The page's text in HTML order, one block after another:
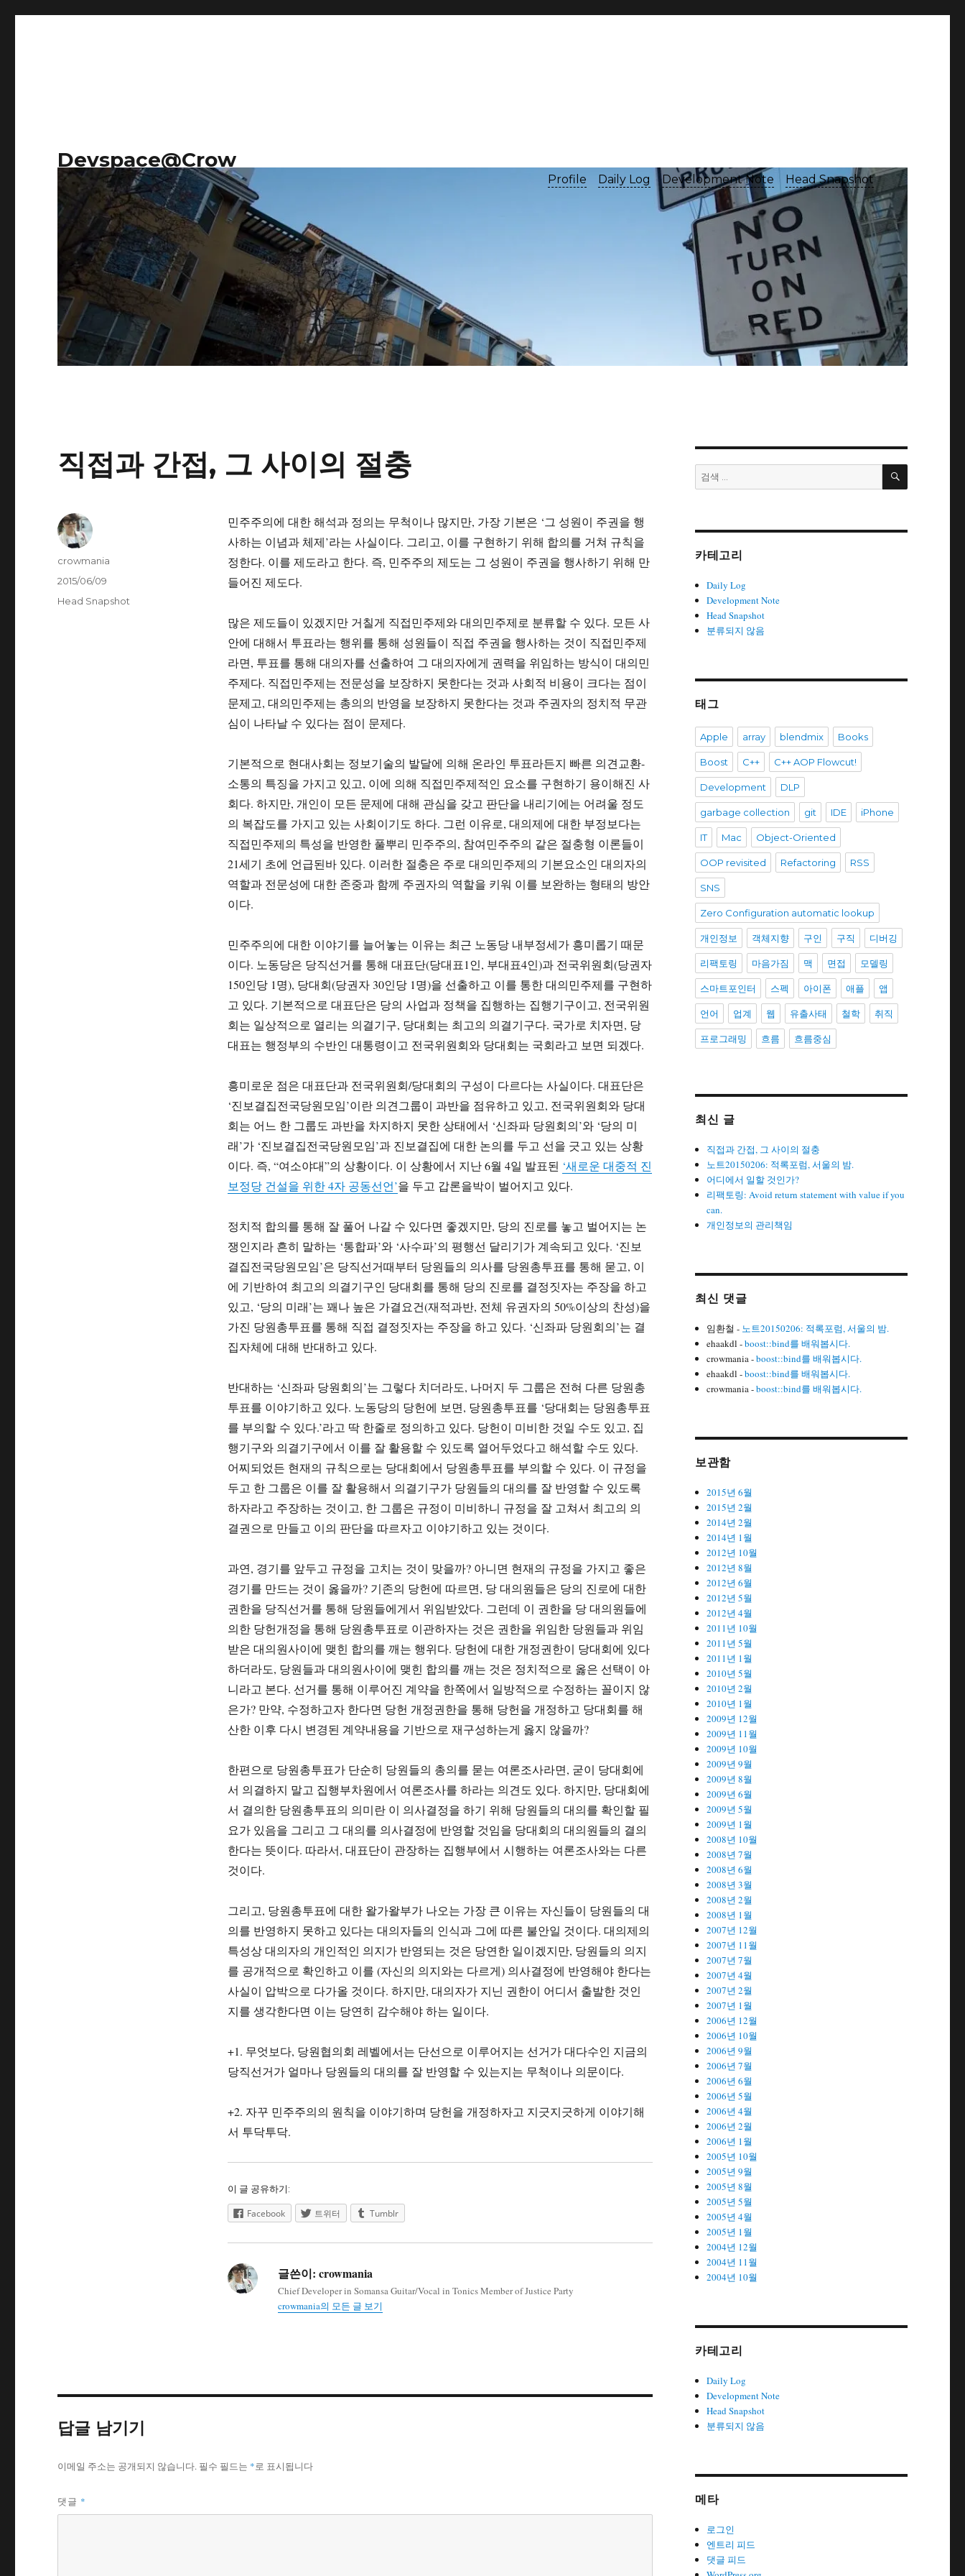
Devspace@Crow
Research on everything Profile Daily Log Development Note Head Snapshot
직접과 간접, 그 사이의 절충
민주주의에 대한 해석과 정의는 무척이나 많지만, 가장 기본은 ‘그 성원이 주권을 행
사하는 이념과 체제’라는 사실이다. 그리고, 이를 구현하기 위해 합의를 거쳐 규칙을
정한다. 이를 제도라고 한다. 즉, 민주주의 제도는 그 성원이 주권을 행사하기 위해 만
들어진 제도다.
많은 제도들이 있겠지만 거칠게 직접민주제와 대의민주제로 분류할 수 있다. 모든 사
안에 대해서 투표라는 행위를 통해 성원들이 직접 주권을 행사하는 것이 직접민주제
라면, 투표를 통해 대의자를 선출하여 그 대의자에게 권력을 위임하는 방식이 대의민
주제다. 직접민주제는 전문성을 보장하지 못한다는 것과 사회적 비용이 크다는 점이
문제고, 대의민주제는 총의의 반영을 보장하지 못한다는 것과 주권자의 정치적 무관
심이 나타날 수 있다는 점이 문제다.
기본적으로 현대사회는 정보기술의 발달에 의해 온라인 투표라든지 빠른 의견교환-
소통의 특징을 가지고 있고, 이에 의해 직접민주제적인 요소를 구현하기 용이해진 사
회다. 하지만, 개인이 모든 문제에 대해 관심을 갖고 판단을 내리기에는 어려울 정도
의 복잡도를 가지고 있는 사회이기도 하다. 그런 이유로, 대의제에 대한 부정보다는
직접민주제의 특성을 반영한 풀뿌리 민주주의, 참여민주주의 같은 절충형 이론들이
21세기 초에 언급된바 있다. 이러한 절충은 주로 대의민주제의 기본요소인 대의자의
역할과 전문성에 대한 존중과 함께 주권자의 역할을 키워 이를 보완하는 형태의 방안
이다.
민주주의에 대한 이야기를 늘어놓는 이유는 최근 노동당 내부정세가 흥미롭기 때문
이다. 노동당은 당직선거를 통해 대표단(당대표1인, 부대표4인)과 전국위원회(당권자
150인당 1명), 당대회(당권자 30인당 1명)을 선출하고 이를 통한 대의민주제를 구현하
고 있다. 기본적으로 대표단은 당의 사업과 정책을 집행하는 집행기구이고, 전국위원
회는 일상적으로 열리는 의결기구, 당대회는 최고의 의결기구다. 국가로 치자면, 당
대표는 행정부의 수반인 대통령이고 전국위원회와 당대회는 국회라고 보면 되겠다.
흥미로운 점은 대표단과 전국위원회/당대회의 구성이 다르다는 사실이다. 대표단은
‘진보결집전국당원모임’이란 의견그룹이 과반을 점유하고 있고, 전국위원회와 당대
회는 어느 한 그룹도 과반을 차지하지 못한 상태에서 ‘신좌파 당원회의’와 ‘당의 미
래’가 ‘진보결집전국당원모임’과 진보결집에 대한 논의를 두고 선을 긋고 있는 상황
이다. 즉, “여소야대”의 상황이다. 이 상황에서 지난 6월 4일 발표된 ‘새로운 대중적 진
보정당 건설을 위한 4자 공동선언’을 두고 갑론을박이 벌어지고 있다.
정치적 합의를 통해 잘 풀어 나갈 수 있다면 좋겠지만, 당의 진로를 놓고 벌어지는 논
쟁인지라 흔히 말하는 ‘통합파’와 ‘사수파’의 평행선 달리기가 계속되고 있다. ‘진보
결집전국당원모임’은 당직선거때부터 당원들의 의사를 당원총투표를 통해 묻고, 이
에 기반하여 최고의 의결기구인 당대회를 통해 당의 진로를 결정짓자는 주장을 하고
있고, ‘당의 미래’는 꽤나 높은 가결요건(재적과반, 전체 유권자의 50%이상의 찬성)을
가진 당원총투표를 통해 직접 결정짓자는 주장을 하고 있다. ‘신좌파 당원회의’는 결
집자체에 대해 반대하고 있다.
반대하는 ‘신좌파 당원회의’는 그렇다 치더라도, 나머지 두 그룹은 전혀 다른 당원총
투표를 이야기하고 있다. 노동당의 당헌에 보면, 당원총투표를 ‘당대회는 당원총투표
를 부의할 수 있다.’라고 딱 한줄로 정의하고 있다. 당헌이 미비한 것일 수도 있고, 집
행기구와 의결기구에서 이를 잘 활용할 수 있도록 열어두었다고 해석할 수도 있다.
어찌되었든 현재의 규칙으로는 당대회에서 당원총투표를 부의할 수 있다. 이 규정을
두고 한 그룹은 이를 잘 활용해서 의결기구가 당원들의 대의를 잘 반영할 수 있도록
하자라고 주장하는 것이고, 한 그룹은 규정이 미비하니 규정을 잘 고쳐서 최고의 의
결권으로 만들고 이의 판단을 따르자고 이야기하고 있는 것이다.
과연, 경기를 앞두고 규정을 고치는 것이 맞을까? 아니면 현재의 규정을 가지고 좋은
경기를 만드는 것이 옳을까? 기존의 당헌에 따르면, 당 대의원들은 당의 진로에 대한
권한을 당직선거를 통해 당원들에게서 위임받았다. 그런데 이 권한을 당 대의원들에
의한 당헌개정을 통해 당원총투표로 이관하자는 것은 권한을 위임한 당원들과 위임
받은 대의원사이에 맺힌 합의를 깨는 행위다. 당헌에 대한 개정권한이 당대회에 있다
하더라도, 당원들과 대의원사이에 맺힌 합의를 깨는 것은 정치적으로 옳은 선택이 아
니라고 본다. 선거를 통해 이루어진 계약을 한쪽에서 일방적으로 수정하는 꼴이지 않
은가? 만약, 수정하고자 한다면 당헌 개정권한을 통해 당헌을 개정하고 당대회를 해
산한 이후 다시 변경된 계약내용을 기반으로 재구성하는게 옳지 않을까?
한편으로 당원총투표가 단순히 당원들의 총의를 묻는 여론조사라면, 굳이 당대회에
서 의결하지 말고 집행부차원에서 여론조사를 하라는 의견도 있다. 하지만, 당대회에
서 결의한 당원총투표의 의미란 이 의사결정을 하기 위해 당원들의 대의를 확인할 필
요가 있음을 그리고 그 대의를 의사결정에 반영할 것임을 당대회의 대의원들의 결의
한다는 뜻이다. 따라서, 대표단이 관장하는 집행부에서 시행하는 여론조사와는 다른
것이다.
그리고, 당원총투표에 대한 왈가왈부가 나오는 가장 큰 이유는 자신들이 당원들의 대
의를 반영하지 못하고 있다는 대의자들의 인식과 그에 따른 불안일 것이다. 대의제의
특성상 대의자의 개인적인 의지가 반영되는 것은 당연한 일이겠지만, 당원들의 의지
를 공개적으로 확인하고 이를 (자신의 의지와는 다르게) 의사결정에 반영해야 한다는
사실이 압박으로 다가올 것이다. 하지만, 대의자가 지닌 권한이 어디서 출발한 것인
지를 생각한다면 이는 당연히 감수해야 하는 일이다.
+1. 무엇보다, 당원협의회 레벨에서는 단선으로 이루어지는 선거가 대다수인 지금의
당직선거가 얼마나 당원들의 대의를 잘 반영할 수 있는지는 무척이나 의문이다.
+2. 자꾸 민주주의의 원칙을 이야기하며 당헌을 개정하자고 지긋지긋하게 이야기해
서 투닥투닥.
이 글 공유하기:
Facebook 트위터 Tumblr
글쓴이: crowmania
Chief Developer in Somansa Guitar/Vocal in Tonics Member of Justice Party
crowmania의 모든 글 보기
글
crowmania
작
2015/06/09
카
Head Snapshot
답글 남기기
이메일 주소는 공개되지 않습니다. 필수 필드는 *로 표시됩니다
댓글 *
검
색:
검
카테고리
Daily Log
Development Note
Head Snapshot
분류되지 않음
태그
Apple array blendmix Books
Boost C++ C++ AOP Flowcut!
Development DLP
garbage collection git IDE iPhone
IT Mac Object-Oriented
OOP revisited Refactoring RSS
SNS
Zero Configuration automatic lookup
개인정보 객체지향 구인 구직 디버깅
리팩토링 마음가짐 맥 면접 모델링
스마트포인터 스펙 아이폰 애플 앱
언어 업계 웹 유출사태 철학 취직
프로그래밍 흐름 흐름중심
최신 글
직접과 간접, 그 사이의 절충
노트20150206: 적록포럼, 서울의 밤.
어디에서 일할 것인가?
리팩토링: Avoid return statement with value if you
can.
개인정보의 관리책임
최신 댓글
임환철 - 노트20150206: 적록포럼, 서울의 밤.
ehaakdl -boost::bind를 배워봅시다.
crowmania-boost::bind를 배워봅시다.
ehaakdl -boost::bind를 배워봅시다.
crowmania-boost::bind를 배워봅시다.
보관함
2015년 6월
2015년 2월
2014년 2월
2014년 1월
2012년 10월
2012년 8월
2012년 6월
2012년 5월
2012년 4월
2011년 10월
2011년 5월
2011년 1월
2010년 5월
2010년 2월
2010년 1월
2009년 12월
2009년 11월
2009년 10월
2009년 9월
2009년 8월
2009년 6월
2009년 5월
2009년 1월
2008년 10월
2008년 7월
2008년 6월
2008년 3월
2008년 2월
2008년 1월
2007년 12월
2007년 11월
2007년 7월
2007년 4월
2007년 2월
2007년 1월
2006년 12월
2006년 10월
2006년 9월
2006년 7월
2006년 6월
2006년 5월
2006년 4월
2006년 2월
2006년 1월
2005년 10월
2005년 9월
2005년 8월
2005년 5월
2005년 4월
2005년 1월
2004년 12월
2004년 11월
2004년 10월
카테고리
Daily Log
Development Note
Head Snapshot
분류되지 않음
메타
로그인
엔트리 피드
댓글 피드